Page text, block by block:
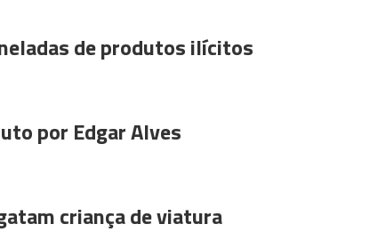
de produtos ilícitos
por Edgar Alves
criança de viatura